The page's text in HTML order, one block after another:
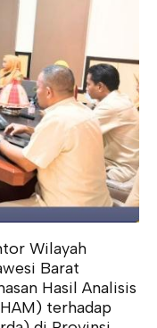
Wilayah
Barat
Hasil Analisis
terhadap